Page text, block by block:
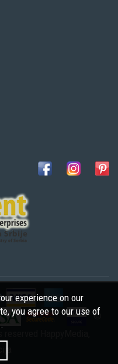
©
experience on our
you agree to our use of